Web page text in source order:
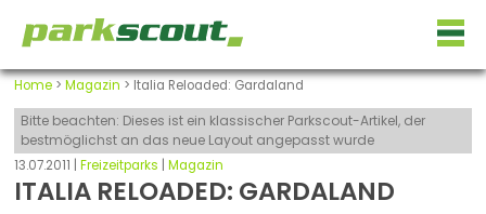
Home> Magazin > Italia Reloaded: Gardaland
Bitte beachten: Dieses ist ein klassischer Parkscout-Artikel, der
bestmöglichst an das neue Layout angepasst wurde
13.07.2011 | Freizeitparks Magazin
ITALIA RELOADED: GARDALAND